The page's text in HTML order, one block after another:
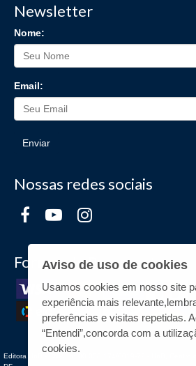
Newsletter
Nome:
Email:
Enviar
Nossas redes sociais
Formas de Pagamento
Editora UnB - CNPJ n° 00.038.174/0019-72 - UnB, Centro
Aviso de uso de cookies
Usamos cookies em nosso site
experiência mais
preferências e visitas repetidas.
“Entendi”,concorda com a
cookies.